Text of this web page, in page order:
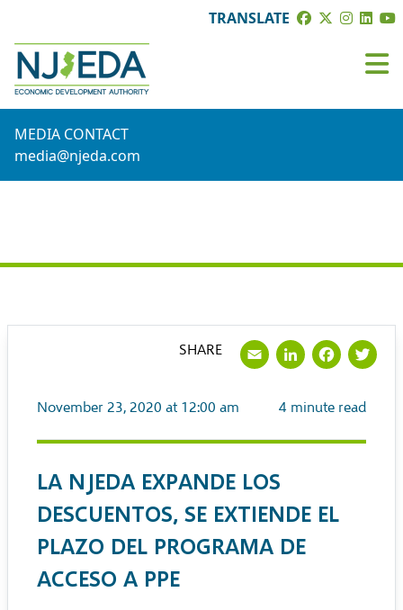
TRANSLATE
MEDIA CONTACT
media@njeda.com
November 23, 2020 at 12:00 am 4 minute read
LA NJEDA EXPANDE LOS
DESCUENTOS, SE EXTIENDE EL
PLAZO DEL PROGRAMA DE
ACCESO A PPE
SHARE Email